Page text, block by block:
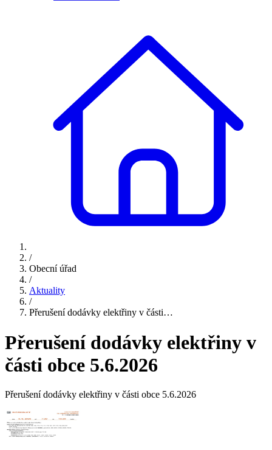
/
Obecní úřad
/
Aktuality
/
Přerušení dodávky elektřiny v části…
Přerušení dodávky elektřiny v
části obce 5.6.2026
Přerušení dodávky elektřiny v části obce 5.6.2026